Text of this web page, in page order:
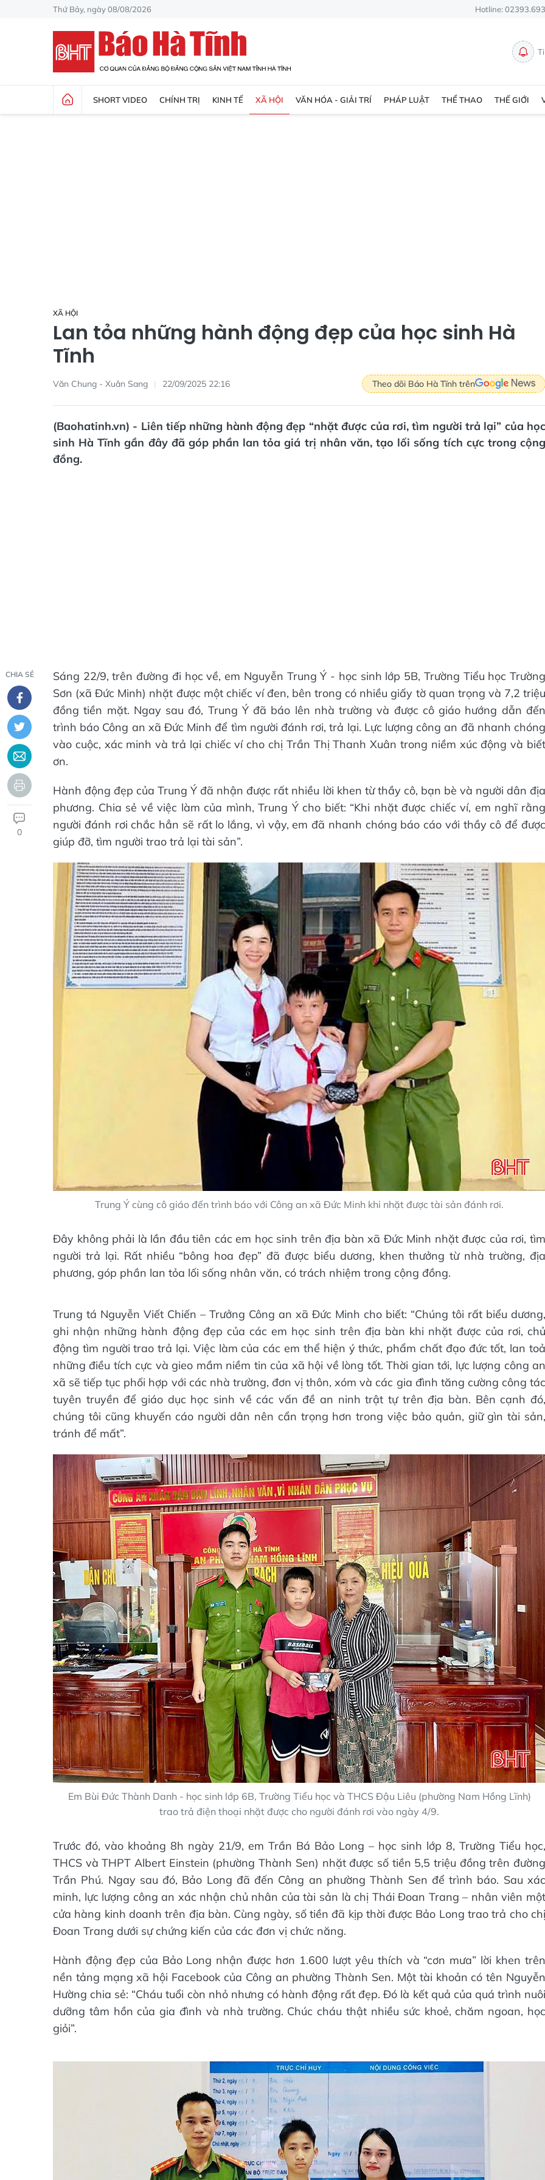
Thứ Bảy, ngày 08/08/2026 Hotline:
SHORT VIDEO CHÍNH TRỊ KINH TẾ XÃ HỘI VĂN HÓA - GIẢI TRÍ PHÁP LUẬT THỂ THAO THẾ GIỚI
XÃ HỘI
Lan tỏa những hành động đẹp của học sinh Hà
Tĩnh
Văn Chung - Xuân Sang 22/09/2025 22:16 Theo dõi Báo Hà Tĩnh trên
(Baohatinh.vn) - Liên tiếp những hành động đẹp “nhặt được của rơi, tìm người trả lại” của học
sinh Hà Tĩnh gần đây đã góp phần lan tỏa giá trị nhân văn, tạo lối sống tích cực trong cộng
đồng.
CHIA SẺ
0
Sáng 22/9, trên đường đi học về, em Nguyễn Trung Ý - học sinh lớp 5B, Trường Tiểu học Trường
Sơn (xã Đức Minh) nhặt được một chiếc ví đen, bên trong có nhiều giấy tờ quan trọng và 7,2 triệu
đồng tiền mặt. Ngay sau đó, Trung Ý đã báo lên nhà trường và được cô giáo hướng dẫn đến
trình báo Công an xã Đức Minh để tìm người đánh rơi, trả lại. Lực lượng công an đã nhanh chóng
vào cuộc, xác minh và trả lại chiếc ví cho chị Trần Thị Thanh Xuân trong niềm xúc động và biết
ơn.
Hành động đẹp của Trung Ý đã nhận được rất nhiều lời khen từ thầy cô, bạn bè và người dân địa
phương. Chia sẻ về việc làm của mình, Trung Ý cho biết: “Khi nhặt được chiếc ví, em nghĩ rằng
người đánh rơi chắc hẳn sẽ rất lo lắng, vì vậy, em đã nhanh chóng báo cáo với thầy cô để được
giúp đỡ, tìm người trao trả lại tài sản”.
Trung Ý cùng cô giáo đến trình báo với Công an xã Đức Minh khi nhặt được tài sản đánh rơi.
Đây không phải là lần đầu tiên các em học sinh trên địa bàn xã Đức Minh nhặt được của rơi, tìm
người trả lại. Rất nhiều “bông hoa đẹp” đã được biểu dương, khen thưởng từ nhà trường, địa
phương, góp phần lan tỏa lối sống nhân văn, có trách nhiệm trong cộng đồng.
Trung tá Nguyễn Viết Chiến – Trưởng Công an xã Đức Minh cho biết: “Chúng tôi rất biểu dương,
ghi nhận những hành động đẹp của các em học sinh trên địa bàn khi nhặt được của rơi, chủ
động tìm người trao trả lại. Việc làm của các em thể hiện ý thức, phẩm chất đạo đức tốt, lan toả
những điều tích cực và gieo mầm niềm tin của xã hội về lòng tốt. Thời gian tới, lực lượng công an
xã sẽ tiếp tục phối hợp với các nhà trường, đơn vị thôn, xóm và các gia đình tăng cường công tác
tuyên truyền để giáo dục học sinh về các vấn đề an ninh trật tự trên địa bàn. Bên cạnh đó,
chúng tôi cũng khuyến cáo người dân nên cẩn trọng hơn trong việc bảo quản, giữ gìn tài sản,
tránh để mất”.
Em Bùi Đức Thành Danh - học sinh lớp 6B, Trường Tiểu học và THCS Đậu Liêu (phường Nam Hồng Lĩnh)
trao trả điện thoại nhặt được cho người đánh rơi vào ngày 4/9.
Trước đó, vào khoảng 8h ngày 21/9, em Trần Bá Bảo Long – học sinh lớp 8, Trường Tiểu học,
THCS và THPT Albert Einstein (phường Thành Sen) nhặt được số tiền 5,5 triệu đồng trên đường
Trần Phú. Ngay sau đó, Bảo Long đã đến Công an phường Thành Sen để trình báo. Sau xác
minh, lực lượng công an xác nhận chủ nhân của tài sản là chị Thái Đoan Trang – nhân viên một
cửa hàng kinh doanh trên địa bàn. Cùng ngày, số tiền đã kịp thời được Bảo Long trao trả cho chị
Đoan Trang dưới sự chứng kiến của các đơn vị chức năng.
Hành động đẹp của Bảo Long nhận được hơn 1.600 lượt yêu thích và “cơn mưa” lời khen trên
nền tảng mạng xã hội Facebook của Công an phường Thành Sen. Một tài khoản có tên Nguyễn
Hường chia sẻ: “Cháu tuổi còn nhỏ nhưng có hành động rất đẹp. Đó là kết quả của quá trình nuôi
dưỡng tâm hồn của gia đình và nhà trường. Chúc cháu thật nhiều sức khoẻ, chăm ngoan, học
giỏi”.